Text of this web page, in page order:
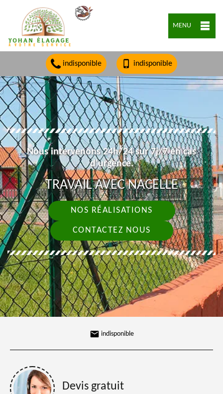
MENU
indisponible indisponible
Nous intervenons 24h/24 sur 7j/7 en cas
d'urgence.
TRAVAIL AVEC NACELLE
NOS RÉALISATIONS
CONTACTEZ NOUS
indisponible
Devis gratuit